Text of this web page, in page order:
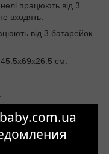
працюють від 3
входять.
від 3 батарейок
см.